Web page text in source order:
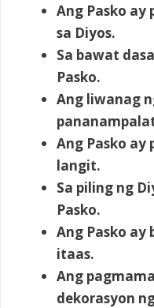
Ang Pasko ay
sa Diyos.
Sa bawat
Pasko.
Ang liwanag
Ang Pasko ay
langit.
Sa piling ng
Pasko.
Ang Pasko ay
itaas.
Ang
dekorasyon